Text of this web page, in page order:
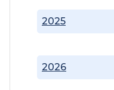
2025
2026